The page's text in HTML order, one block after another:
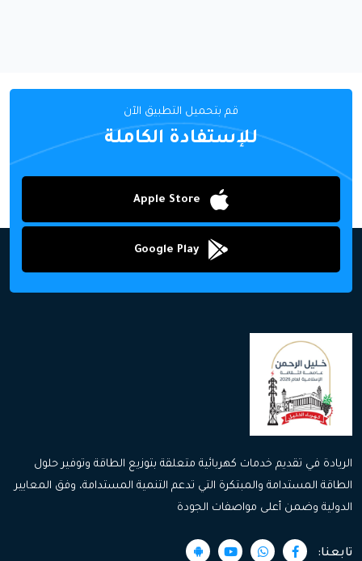
قم بتحميل التطبيق الآن
للإستفادة الكاملة
Apple Store
Google Play
الريادة في تقديم خدمات كهربائية متعلقة بتوزيع الطاقة وتوفير حلول
الطاقة المستدامة والمبتكرة التي تدعم التنمية المستدامة، وفق المعايير
الدولية وضمن أعلى مواصفات الجودة
تابعنا: